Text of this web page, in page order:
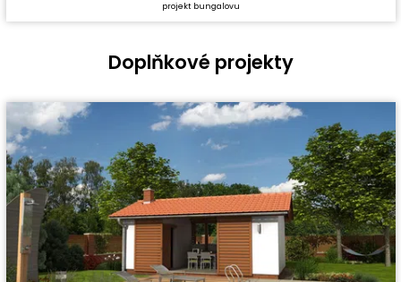
Dispozice:
4+1
projekt bungalovu
Doplňkové projekty